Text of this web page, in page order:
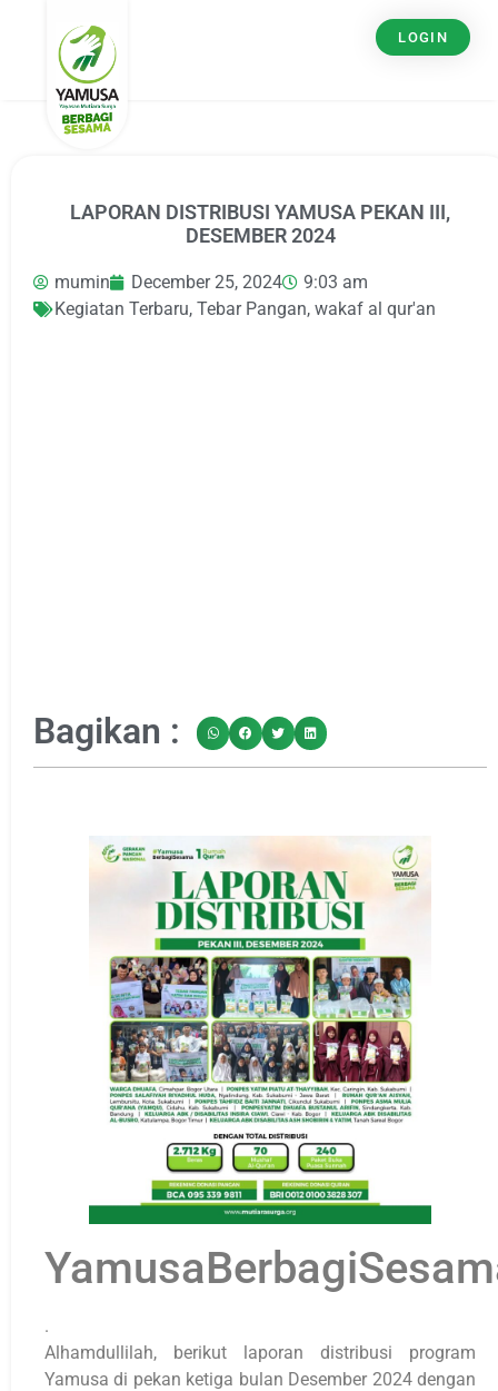
LOGIN
LAPORAN DISTRIBUSI YAMUSA PEKAN III,
DESEMBER 2024
mumin December 25, 2024
9:03 am
Kegiatan Terbaru, Tebar Pangan, wakaf al qur'an
Bagikan :
.
Alhamdullilah, berikut laporan distribusi program
Yamusa di pekan ketiga bulan Desember 2024 dengan